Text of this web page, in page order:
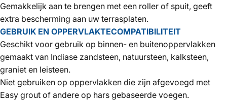
Gemakkelijk aan te brengen met een roller of spuit, geeft
extra bescherming aan uw terrasplaten.
GEBRUIK EN OPPERVLAKTECOMPATIBILITEIT
Geschikt voor gebruik op binnen- en buitenoppervlakken
gemaakt van Indiase zandsteen, natuursteen, kalksteen,
graniet en leisteen.
Niet gebruiken op oppervlakken die zijn afgevoegd met
Easy grout of andere op hars gebaseerde voegen.